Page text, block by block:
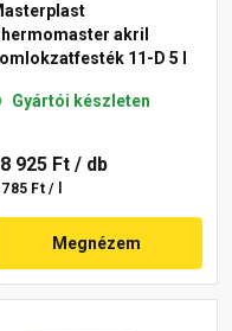
akril
11-D 5 l
Gyártói készleten
925 Ft / db
Ft / l
Megnézem